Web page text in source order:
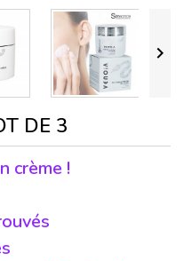

DE 3
crème !